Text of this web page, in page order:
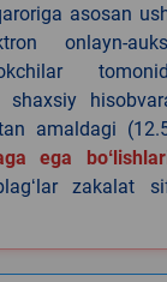
asosan
onlayn-
amaldagi
ega
zakalat